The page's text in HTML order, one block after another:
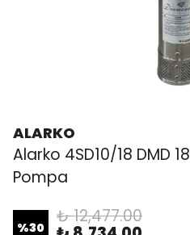
ALARKO
Alarko 4SD10/18 DMD
Pompa
%30
₺ 12,477.00